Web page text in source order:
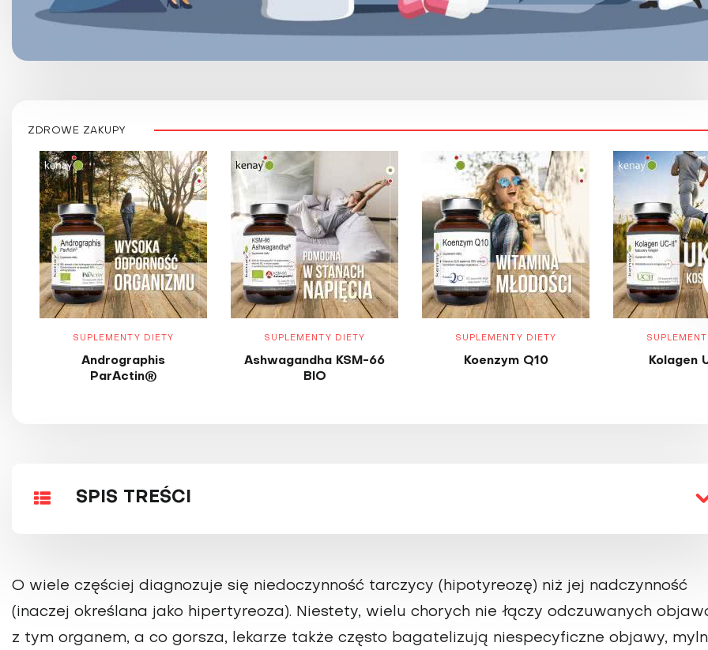
ZDROWE ZAKUPY
SUPLEMENTY DIETY
Andrographis
ParActin®
SUPLEMENTY DIETY
Ashwagandha KSM-66
BIO
SUPLEMENTY DIETY
Koenzym Q10 Kolagen
SPIS TREŚCI
O wiele częściej diagnozuje się niedoczynność tarczycy (hipotyreozę) niż jej nadczynność
(inaczej określana jako hipertyreoza). Niestety, wielu chorych nie łączy odczuwanych
z tym organem, a co gorsza, lekarze także często bagatelizują niespecyficzne objawy,